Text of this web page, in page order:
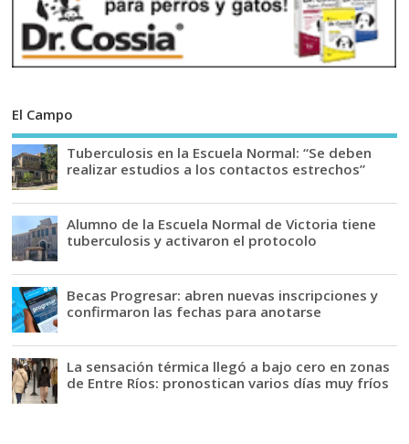
El Campo
Tuberculosis en la Escuela Normal: “Se deben
realizar estudios a los contactos estrechos”
Alumno de la Escuela Normal de Victoria tiene
tuberculosis y activaron el protocolo
Becas Progresar: abren nuevas inscripciones y
confirmaron las fechas para anotarse
La sensación térmica llegó a bajo cero en zonas
de Entre Ríos: pronostican varios días muy fríos